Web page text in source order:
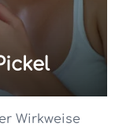
Wirkweise